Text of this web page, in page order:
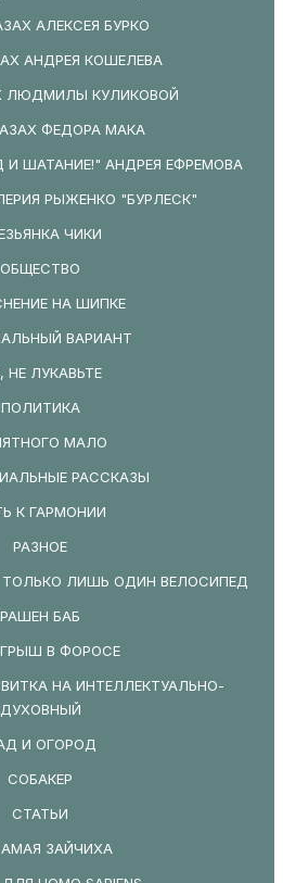
АЛЕКСЕЯ БУРКО
АНДРЕЯ КОШЕЛЕВА
ЛЮДМИЛЫ КУЛИКОВОЙ
ФЕДОРА МАКА
И ШАТАНИЕ!" АНДРЕЯ ЕФРЕМОВА
РЫЖЕНКО "БУРЛЕСК"
ЧИКИ
ОБЩЕСТВО
НА ШИПКЕ
ВАРИАНТ
НЕ ЛУКАВЬТЕ
ПОЛИТИКА
МАЛО
РАССКАЗЫ
К ГАРМОНИИ
РАЗНОЕ
ТОЛЬКО ЛИШЬ ОДИН ВЕЛОСИПЕД
РАШЕН БАБ
В ФОРОСЕ
НА ИНТЕЛЛЕКТУАЛЬНО-
ДУХОВНЫЙ
И ОГОРОД
СОБАКЕР
СТАТЬИ
ЗАЙЧИХА